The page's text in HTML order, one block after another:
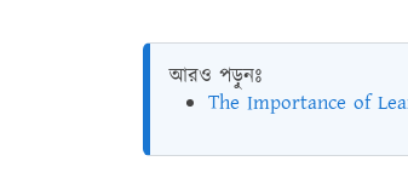
আরও পড়ুনঃ
The Importance of